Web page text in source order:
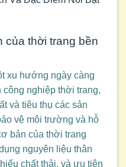
của thời trang bền
xu hướng ngày càng
nghiệp thời trang,
và tiêu thụ các sản
vệ môi trường và hỗ
bản của thời trang
nguyên liệu thân
chất thải, và ưu tiên